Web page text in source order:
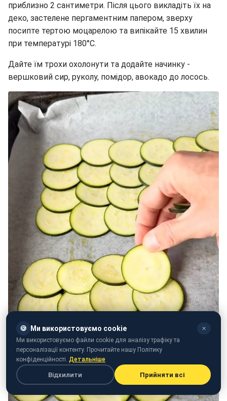
приблизно 2 сантиметри. Після цього викладіть їх на
деко, застелене пергаментним папером, зверху
посипте тертою моцарелою та випікайте 15 хвилин
при температурі 180°C.
Дайте їм трохи охолонути та додайте начинку -
вершковий сир, руколу, помідор, авокадо до лосось.
🍪 Ми використовуємо cookie ✕
Ми використовуємо файли cookie для аналізу трафіку та
персоналізації контенту. Прочитайте нашу Політику
конфіденційності. Детальніше
Відхилити Прийняти всі